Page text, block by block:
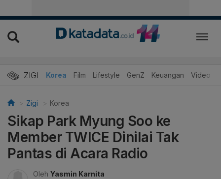
ZIGI
Hits Korea Film Lifestyle GenZ Keuangan Video
Zigi Korea
Sikap Park Myung Soo ke
Member TWICE Dinilai Tak
Pantas di Acara Radio
Oleh Yasmin Karnita